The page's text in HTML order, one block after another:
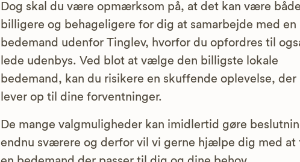
Dog skal du være opmærksom på, at det kan være
billigere og behageligere for dig at samarbejde med en
bedemand udenfor Tinglev, hvorfor du opfordres til
lede udenbys. Ved blot at vælge den billigste lokale
bedemand, kan du risikere en skuffende oplevelse, der
lever op til dine forventninger.
De mange valgmuligheder kan imidlertid gøre
endnu sværere og derfor vil vi gerne hjælpe dig med at